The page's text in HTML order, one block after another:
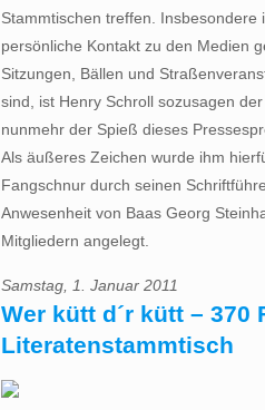
Stammtischen treffen.
persönliche Kontakt zu den Medien
Sitzungen, Bällen und
sind, ist Henry Schroll sozusagen der
nunmehr der Spieß dieses
Als äußeres Zeichen wurde ihm
Fangschnur durch seinen
Anwesenheit von Baas Georg
Mitgliedern angelegt.
Samstag, 1. Januar 2011
Wer kütt d´r kütt – 370
Literatenstammtisch